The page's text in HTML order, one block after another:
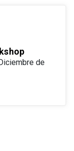
de